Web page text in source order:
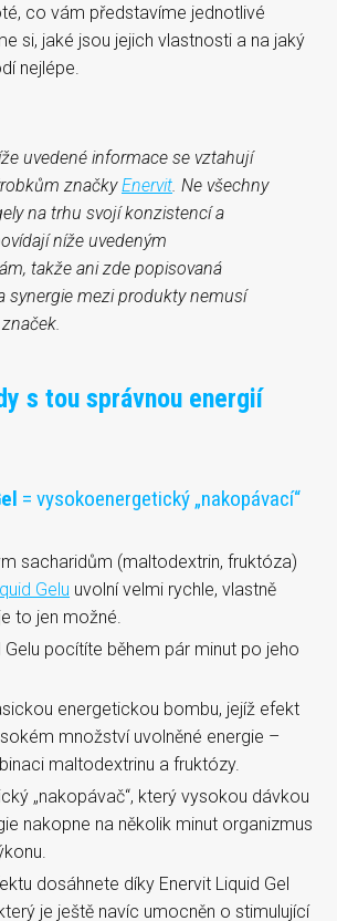
co vám představíme jednotlivé
si, jaké jsou jejich vlastnosti a na jaký
nejlépe.
uvedené informace se vztahují
značkyEnervit . Ne všechny
na trhu svojí konzistencí a
níže uvedeným
takže ani zde popisovaná
synergie mezi produkty nemusí
s tou správnou energií
= vysokoenergetický „nakopávací“
sacharidům (maltodextrin, fruktóza)
Gelu uvolní velmi rychle, vlastně
to jen možné.
Gelu pocítíte během pár minut po jeho
energetickou bombu, jejíž efekt
množství uvolněné energie –
maltodextrinu a fruktózy.
„nakopávač“, který vysokou dávkou
nakopne na několik minut organizmus
dosáhnete díky Enervit Liquid Gel
je ještě navíc umocněn o stimulující